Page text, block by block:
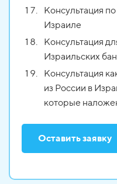
Консультация
Израиле
Консультация
Израильских
Консультация
из России в
которые
Оставить заявку